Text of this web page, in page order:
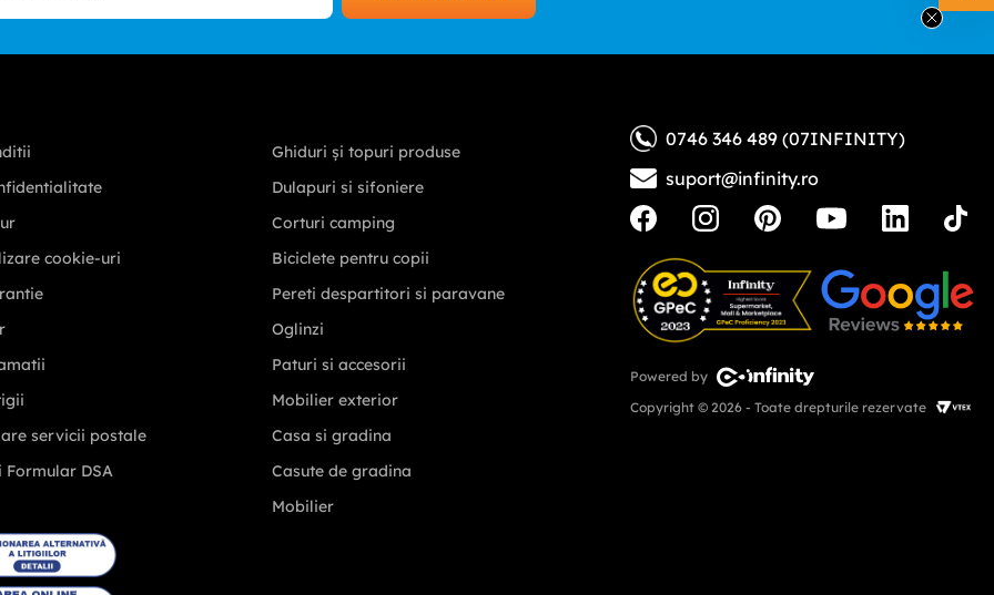
cookie-uri
servicii postale
Formular DSA
Ghiduri și topuri produse
Dulapuri si sifoniere
Corturi camping
Biciclete pentru copii
Pereti despartitori si paravane
Oglinzi
Paturi si accesorii
Mobilier exterior
Casa si gradina
Casute de gradina
Mobilier
0746 346 489 (07INFINITY)
suport@infinity.ro
Powered by
Copyright © 2026 - Toate drepturile rezervate